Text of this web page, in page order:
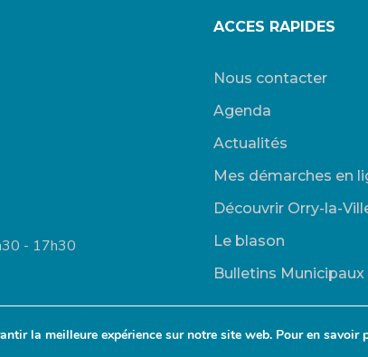
- 17h30
ACCES RAPIDES
Nous contacter
Agenda
Actualités
Mes démarches en
Découvrir Orry-la-
Le blason
Bulletins Municipaux
| Site
la meilleure expérience sur notre site web. Pour en savoir